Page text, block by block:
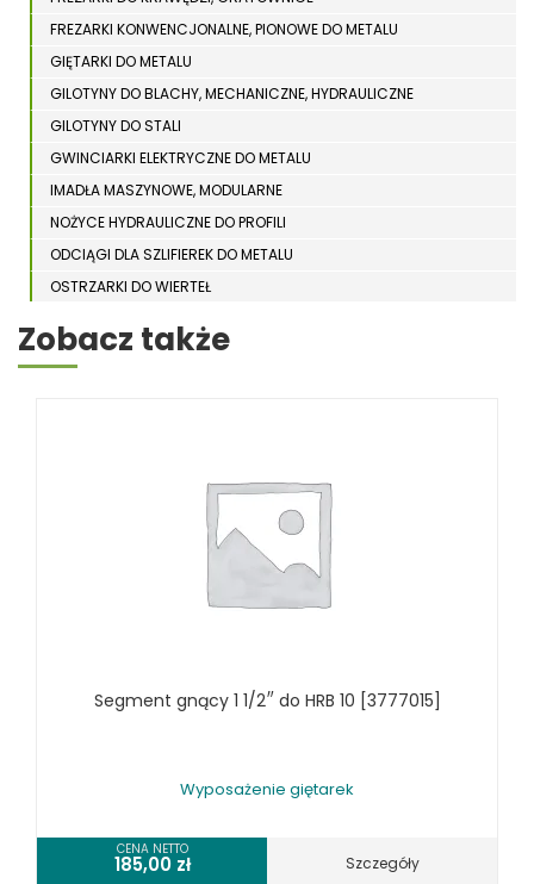
FREZARKI KONWENCJONALNE, PIONOWE DO METALU
GIĘTARKI DO METALU
GILOTYNY DO BLACHY, MECHANICZNE, HYDRAULICZNE
GILOTYNY DO STALI
GWINCIARKI ELEKTRYCZNE DO METALU
IMADŁA MASZYNOWE, MODULARNE
NOŻYCE HYDRAULICZNE DO PROFILI
ODCIĄGI DLA SZLIFIEREK DO METALU
OSTRZARKI DO WIERTEŁ
PIŁY TAŚMOWE DO METALU
SZLIFIERKI DO METALU, PŁASZCZYZN
WIERTARKI KOLUMNOWE, SŁUPOWE, STOŁOWE
WYKRAWARKI DO BLACHY, PNEUMATYCZNE
ZAGINARKI DO BLACHY, MECHANICZNE
ŻŁOBIARKI DO BLACHY
Zobacz także
Segment gnący 1 1/2″ do HRB 10 [3777015]
Wyposażenie giętarek
CENA NETTO
185,00 zł Szczegóły